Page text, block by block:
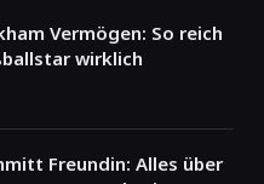
Vermögen: So reich
wirklich
Freundin: Alles über